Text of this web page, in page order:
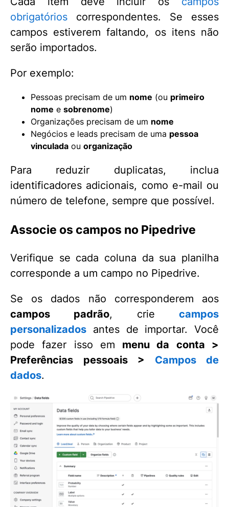
obrigatórios correspondentes. Se esses
campos estiverem faltando, os itens não
serão importados.
Por exemplo:
Pessoas precisam de um nome (ou primeiro
nome e sobrenome)
Organizações precisam de um nome
Negócios e leads precisam de uma pessoa
vinculada ou organização
Para reduzir duplicatas, inclua
identificadores adicionais, como e-mail ou
número de telefone, sempre que possível.
Associe os campos no Pipedrive
Verifique se cada coluna da sua planilha
corresponde a um campo no Pipedrive.
Se os dados não corresponderem aos
campos padrão, criecampos
personalizados antes de importar. Você
pode fazer isso em menu da conta >
Preferências pessoais > Campos de
dados.